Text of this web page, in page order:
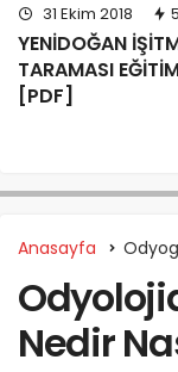
31 Ekim 2018
YENİDOĞAN
TARAMASI
[PDF]
Anasayfa
Nedir